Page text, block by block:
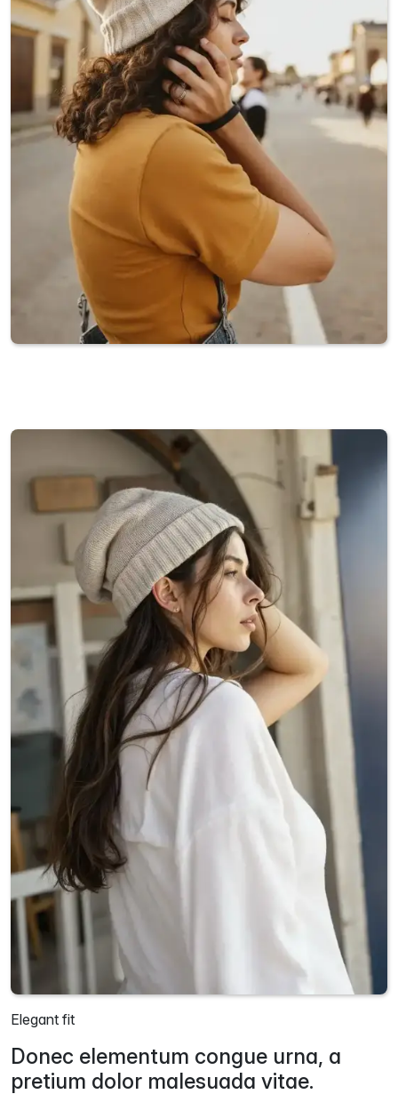
Elegant fit
Donec elementum congue urna, a
pretium dolor malesuada vitae.